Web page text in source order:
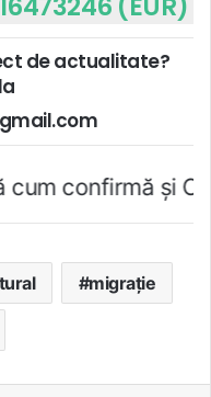
de actualitate?
şi CEDO
migrație